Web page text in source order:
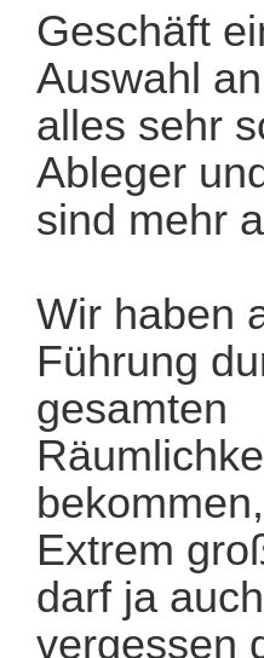
Geschäft
Auswahl
alles sehr
Ableger
sind mehr
Wir haben
Führung
gesamten
Extrem
darf ja
vergessen